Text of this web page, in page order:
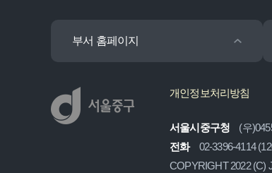
부서 홈페이지
개인정보처리방침
서울시중구청
(우
전화
02-3396-4114
COPYRIGHT 2022 (C)